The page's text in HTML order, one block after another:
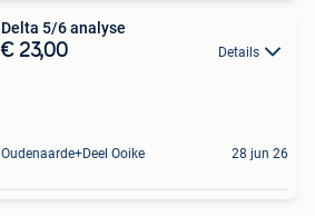
Delta 5/6 analyse
€ 23,00 Details
Oudenaarde+Deel Ooike 28 jun 26